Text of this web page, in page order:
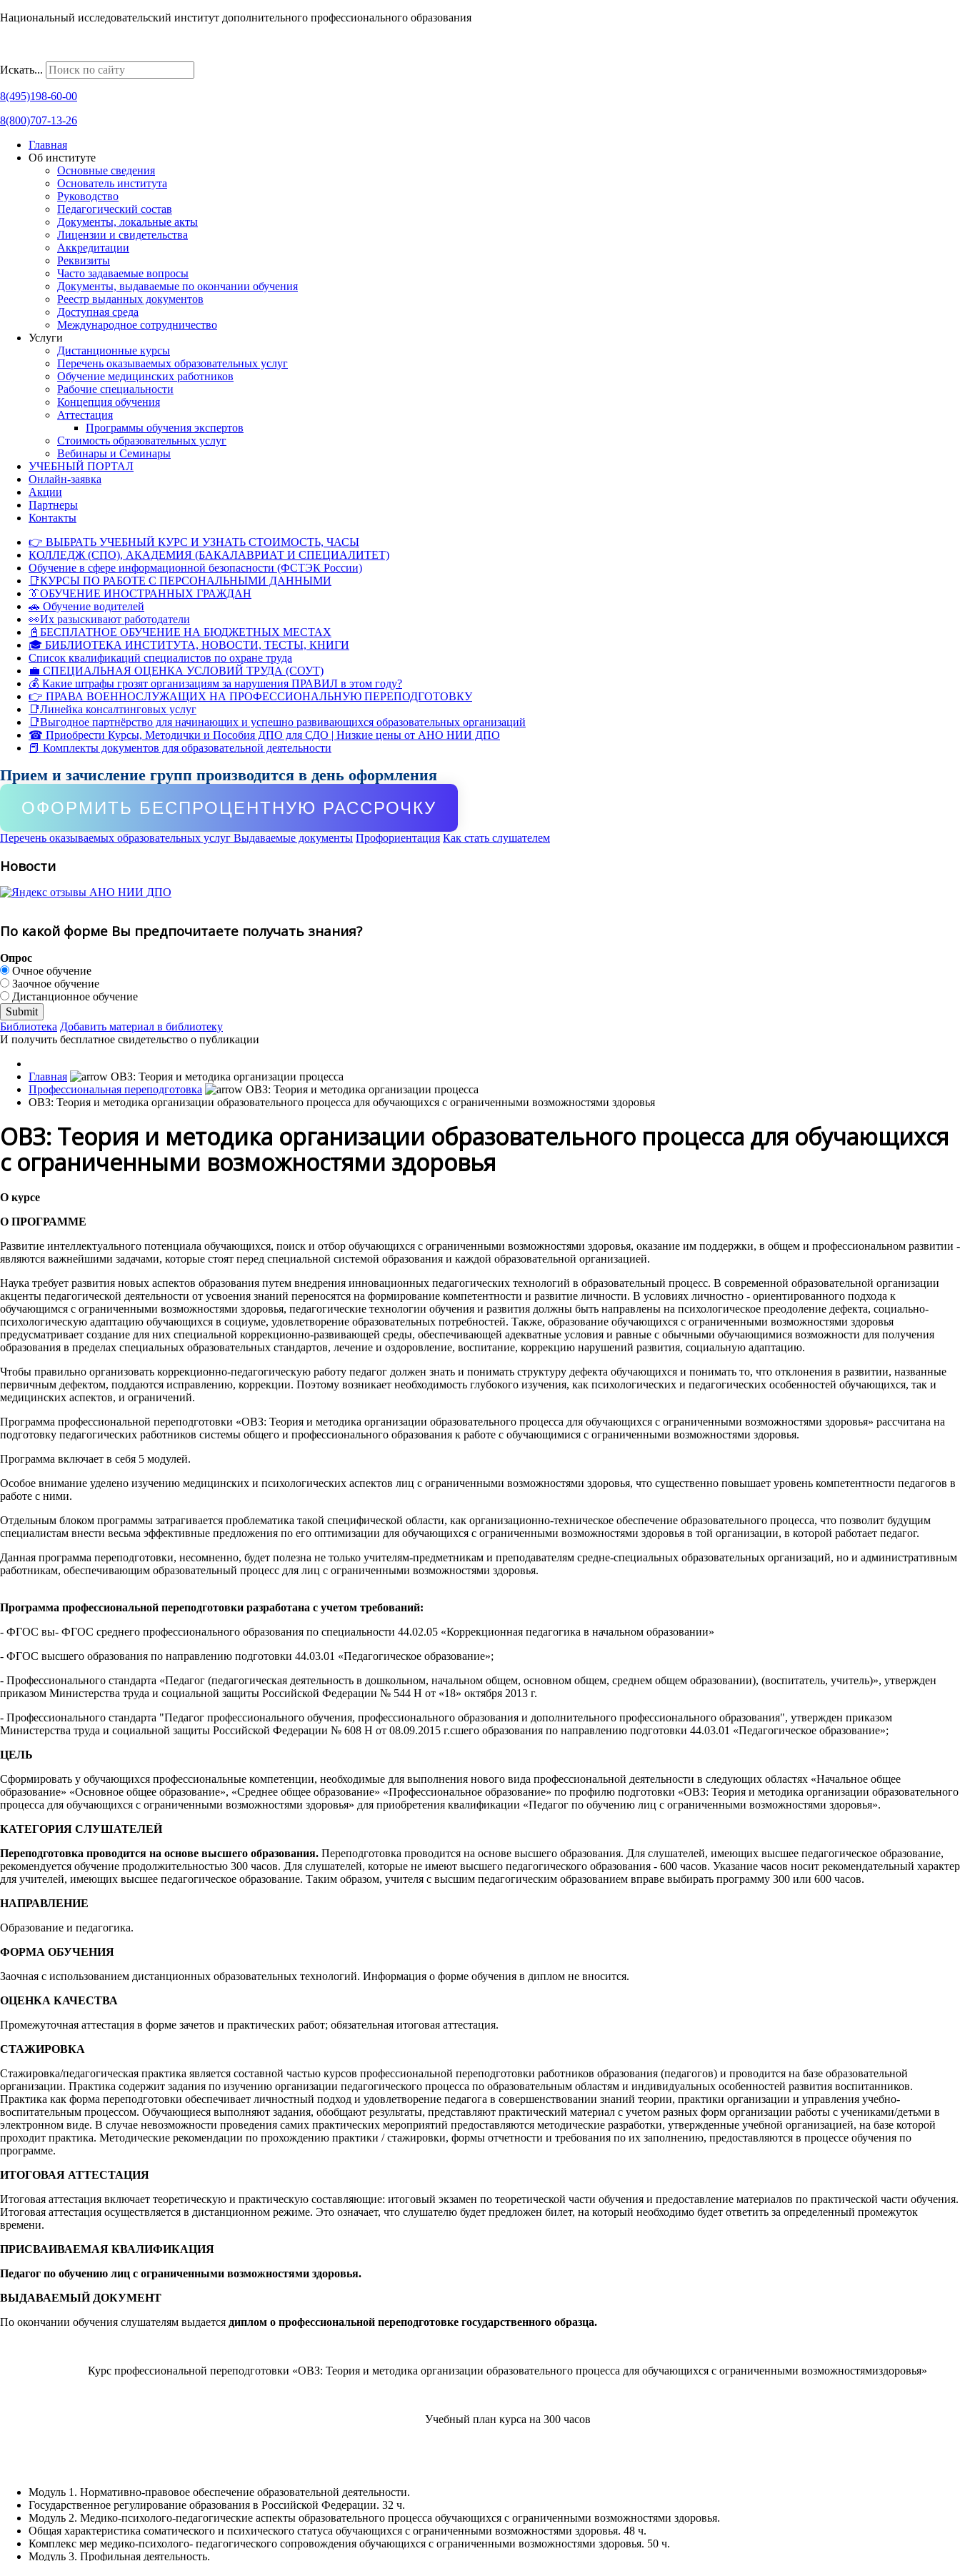
Национальный исследовательский институт дополнительного профессионального образования
Искать...
8(495)198-60-00
8(800)707-13-26
Главная
Об институте
Основные сведения
Основатель института
Руководство
Педагогический состав
Документы, локальные акты
Лицензии и свидетельства
Аккредитации
Реквизиты
Часто задаваемые вопросы
Документы, выдаваемые по окончании обучения
Реестр выданных документов
Доступная среда
Международное сотрудничество
Услуги
Дистанционные курсы
Перечень оказываемых образовательных услуг
Обучение медицинских работников
Рабочие специальности
Концепция обучения
Аттестация
Программы обучения экспертов
Стоимость образовательных услуг
Вебинары и Семинары
УЧЕБНЫЙ ПОРТАЛ
Онлайн-заявка
Акции
Партнеры
Контакты
👉 ВЫБРАТЬ УЧЕБНЫЙ КУРС И УЗНАТЬ СТОИМОСТЬ, ЧАСЫ
КОЛЛЕДЖ (СПО), АКАДЕМИЯ (БАКАЛАВРИАТ И СПЕЦИАЛИТЕТ)
Обучение в сфере информационной безопасности (ФСТЭК России)
📑КУРСЫ ПО РАБОТЕ С ПЕРСОНАЛЬНЫМИ ДАННЫМИ
👔ОБУЧЕНИЕ ИНОСТРАННЫХ ГРАЖДАН
🚗 Обучение водителей
👀Их разыскивают работодатели
📓БЕСПЛАТНОЕ ОБУЧЕНИЕ НА БЮДЖЕТНЫХ МЕСТАХ
🎓 БИБЛИОТЕКА ИНСТИТУТА, НОВОСТИ, ТЕСТЫ, КНИГИ
Список квалификаций специалистов по охране труда
💼 СПЕЦИАЛЬНАЯ ОЦЕНКА УСЛОВИЙ ТРУДА (СОУТ)
💰 Какие штрафы грозят организациям за нарушения ПРАВИЛ в этом году?
👉 ПРАВА ВОЕННОСЛУЖАЩИХ НА ПРОФЕССИОНАЛЬНУЮ ПЕРЕПОДГОТОВКУ
📑Линейка консалтинговых услуг
📑Выгодное партнёрство для начинающих и успешно развивающихся образовательных организаций
☎ Приобрести Курсы, Методички и Пособия ДПО для СДО | Низкие цены от АНО НИИ ДПО
📕 Комплекты документов для образовательной деятельности
Прием и зачисление групп производится в день оформления
ОФОРМИТЬ БЕСПРОЦЕНТНУЮ РАССРОЧКУ
Перечень оказываемых образовательных услуг Выдаваемые документы Профориентация Как стать слушателем
Новости
По какой форме Вы предпочитаете получать знания?
Опрос
Очное обучение
Заочное обучение
Дистанционное обучение
Библиотека Добавить материал в библиотеку
И получить бесплатное свидетельство о публикации
Главная
Профессиональная переподготовка
ОВЗ: Теория и методика организации образовательного процесса для обучающихся с ограниченными возможностями здоровья
ОВЗ: Теория и методика организации образовательного процесса для обучающихся
с ограниченными возможностями здоровья
О курсе
О ПРОГРАММЕ
Развитие интеллектуального потенциала обучающихся, поиск и отбор обучающихся с ограниченными возможностями здоровья, оказание им поддержки, в общем и профессиональном развитии -
являются важнейшими задачами, которые стоят перед специальной системой образования и каждой образовательной организацией.
Наука требует развития новых аспектов образования путем внедрения инновационных педагогических технологий в образовательный процесс. В современной образовательной организации
акценты педагогической деятельности от усвоения знаний переносятся на формирование компетентности и развитие личности. В условиях личностно - ориентированного подхода к
обучающимся с ограниченными возможностями здоровья, педагогические технологии обучения и развития должны быть направлены на психологическое преодоление дефекта, социально-
психологическую адаптацию обучающихся в социуме, удовлетворение образовательных потребностей. Также, образование обучающихся с ограниченными возможностями здоровья
предусматривает создание для них специальной коррекционно-развивающей среды, обеспечивающей адекватные условия и равные с обычными обучающимися возможности для получения
образования в пределах специальных образовательных стандартов, лечение и оздоровление, воспитание, коррекцию нарушений развития, социальную адаптацию.
Чтобы правильно организовать коррекционно-педагогическую работу педагог должен знать и понимать структуру дефекта обучающихся и понимать то, что отклонения в развитии, названные
первичным дефектом, поддаются исправлению, коррекции. Поэтому возникает необходимость глубокого изучения, как психологических и педагогических особенностей обучающихся, так и
медицинских аспектов, и ограничений.
Программа профессиональной переподготовки «ОВЗ: Теория и методика организации образовательного процесса для обучающихся с ограниченными возможностями здоровья» рассчитана на
подготовку педагогических работников системы общего и профессионального образования к работе с обучающимися с ограниченными возможностями здоровья.
Программа включает в себя 5 модулей.
Особое внимание уделено изучению медицинских и психологических аспектов лиц с ограниченными возможностями здоровья, что существенно повышает уровень компетентности педагогов в
работе с ними.
Отдельным блоком программы затрагивается проблематика такой специфической области, как организационно-техническое обеспечение образовательного процесса, что позволит будущим
специалистам внести весьма эффективные предложения по его оптимизации для обучающихся с ограниченными возможностями здоровья в той организации, в которой работает педагог.
Данная программа переподготовки, несомненно, будет полезна не только учителям-предметникам и преподавателям средне-специальных образовательных организаций, но и административным
работникам, обеспечивающим образовательный процесс для лиц с ограниченными возможностями здоровья.
Программа профессиональной переподготовки разработана с учетом требований:
- ФГОС вы- ФГОС среднего профессионального образования по специальности 44.02.05 «Коррекционная педагогика в начальном образовании»
- ФГОС высшего образования по направлению подготовки 44.03.01 «Педагогическое образование»;
- Профессионального стандарта «Педагог (педагогическая деятельность в дошкольном, начальном общем, основном общем, среднем общем образовании), (воспитатель, учитель)», утвержден
приказом Министерства труда и социальной защиты Российской Федерации № 544 Н от «18» октября 2013 г.
- Профессионального стандарта "Педагог профессионального обучения, профессионального образования и дополнительного профессионального образования", утвержден приказом
Министерства труда и социальной защиты Российской Федерации № 608 Н от 08.09.2015 г.сшего образования по направлению подготовки 44.03.01 «Педагогическое образование»;
ЦЕЛЬ
Сформировать у обучающихся профессиональные компетенции, необходимые для выполнения нового вида профессиональной деятельности в следующих областях «Начальное общее
образование» «Основное общее образование», «Среднее общее образование» «Профессиональное образование» по профилю подготовки «ОВЗ: Теория и методика организации образовательного
процесса для обучающихся с ограниченными возможностями здоровья» для приобретения квалификации «Педагог по обучению лиц с ограниченными возможностями здоровья».
КАТЕГОРИЯ СЛУШАТЕЛЕЙ
Переподготовка проводится на основе высшего образования. Переподготовка проводится на основе высшего образования. Для слушателей, имеющих высшее педагогическое образование,
рекомендуется обучение продолжительностью 300 часов. Для слушателей, которые не имеют высшего педагогического образования - 600 часов. Указание часов носит рекомендательный характер
для учителей, имеющих высшее педагогическое образование. Таким образом, учителя с высшим педагогическим образованием вправе выбирать программу 300 или 600 часов.
НАПРАВЛЕНИЕ
Образование и педагогика.
ФОРМА ОБУЧЕНИЯ
Заочная с использованием дистанционных образовательных технологий. Информация о форме обучения в диплом не вносится.
ОЦЕНКА КАЧЕСТВА
Промежуточная аттестация в форме зачетов и практических работ; обязательная итоговая аттестация.
СТАЖИРОВКА
Стажировка/педагогическая практика является составной частью курсов профессиональной переподготовки работников образования (педагогов) и проводится на базе образовательной
организации. Практика содержит задания по изучению организации педагогического процесса по образовательным областям и индивидуальных особенностей развития воспитанников.
Практика как форма переподготовки обеспечивает личностный подход и удовлетворение педагога в совершенствовании знаний теории, практики организации и управления учебно-
воспитательным процессом. Обучающиеся выполняют задания, обобщают результаты, представляют практический материал с учетом разных форм организации работы с учениками/детьми в
электронном виде. В случае невозможности проведения самих практических мероприятий предоставляются методические разработки, утвержденные учебной организацией, на базе которой
проходит практика. Методические рекомендации по прохождению практики / стажировки, формы отчетности и требования по их заполнению, предоставляются в процессе обучения по
программе.
ИТОГОВАЯ АТТЕСТАЦИЯ
Итоговая аттестация включает теоретическую и практическую составляющие: итоговый экзамен по теоретической части обучения и предоставление материалов по практической части обучения.
Итоговая аттестация осуществляется в дистанционном режиме. Это означает, что слушателю будет предложен билет, на который необходимо будет ответить за определенный промежуток
времени.
ПРИСВАИВАЕМАЯ КВАЛИФИКАЦИЯ
Педагог по обучению лиц с ограниченными возможностями здоровья.
ВЫДАВАЕМЫЙ ДОКУМЕНТ
По окончании обучения слушателям выдается диплом о профессиональной переподготовке государственного образца.
Курс профессиональной переподготовки «ОВЗ: Теория и методика организации образовательного процесса для обучающихся с ограниченными возможностямиздоровья»
Учебный план курса на 300 часов
Модуль 1. Нормативно-правовое обеспечение образовательной деятельности.
Государственное регулирование образования в Российской Федерации. 32 ч.
Модуль 2. Медико-психолого-педагогические аспекты образовательного процесса обучающихся с ограниченными возможностями здоровья.
Общая характеристика соматического и психического статуса обучающихся с ограниченными возможностями здоровья. 48 ч.
Комплекс мер медико-психолого- педагогического сопровождения обучающихся с ограниченными возможностями здоровья. 50 ч.
Модуль 3. Профильная деятельность.